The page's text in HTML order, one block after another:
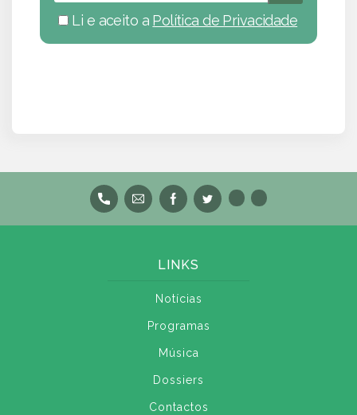
Li e aceito a Política de Privacidade
LINKS
Notícias
Programas
Música
Dossiers
Contactos